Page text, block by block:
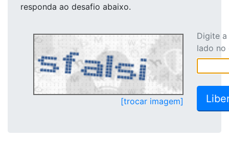
responda ao desafio abaixo.
[trocar imagem]
Digite
lado no